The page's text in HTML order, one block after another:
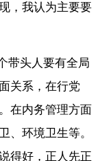
，我认为主要要
带头人要有全局
关系，在行党
在内务管理方面
、环境卫生等。
得好，正人先正